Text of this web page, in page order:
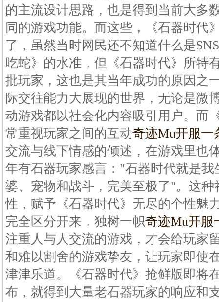
的主流设计思路，也是得到当前大多
同的游戏功能。而这些，《石器时代
了，虽然当时网民还不知道什么是
吃蛇》的水准，但《石器时代》所特
批玩家，这也是其当年成功的原因之
际交往能力大展现的世界，无论是微
动游戏都以社会化内容吸引用户。而
常重视玩家之间的互动奇迹Mu开服一
交流与线下情感的倾述，在游戏里也
年有石器玩家感言："石器时代就是
婆、宠物和战斗，完美至极了"。这
性，赋予《石器时代》无尽的个性魅
完全区分开来，独树一帜奇迹Mu开服
注重人与人交流的游戏，才会给玩家
和难以割舍的游戏挚友，让玩家即使
津津乐道。《石器时代》抢鲜版即将
布，就得到大量老石器玩家的响应和